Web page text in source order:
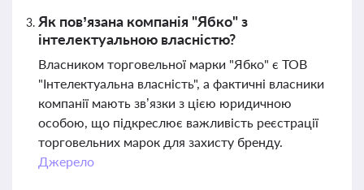
Як пов’язана компанія "Ябко" з
інтелектуальною власністю?
Власником торговельної марки "Ябко" є ТОВ
"Інтелектуальна власність", а фактичні власники
компанії мають зв’язки з цією юридичною
особою, що підкреслює важливість реєстрації
торговельних марок для захисту бренду.
Джерело